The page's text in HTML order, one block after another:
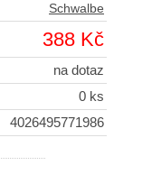
Schwalbe
388 Kč
na dotaz
0 ks
4026495771986